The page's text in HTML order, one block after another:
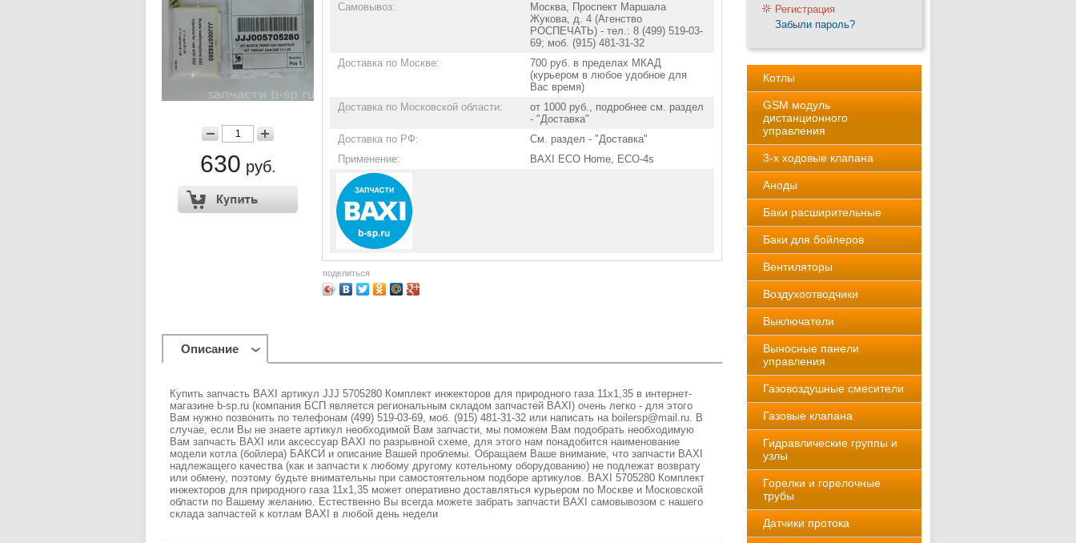
630 руб.
Самовывоз:
Москва, Проспект Маршала
Жукова, д. 4 (Агенство
РОСПЕЧАТЬ) - тел.: 8 (499) 519-03-
69; моб. (915) 481-31-32
Доставка по Москве:
700 руб. в пределах МКАД
(курьером в любое удобное для
Вас время)
Доставка по Московской области:
от 1000 руб., подробнее см. раздел
- "Доставка"
Доставка по РФ:
См. раздел - "Доставка"
Применение:
BAXI ECO Home, ECO-4s
поделиться
Описание
Купить запчасть BAXI артикул JJJ 5705280 Комплект инжекторов для природного газа 11х1,35 в интернет-
магазине b-sp.ru (компания БСП является региональным складом запчастей BAXI) очень легко - для этого
Вам нужно позвонить по телефонам (499) 519-03-69, моб. (915) 481-31-32 или написать на boilersp@mail.ru. В
случае, если Вы не знаете артикул необходимой Вам запчасти, мы поможем Вам подобрать необходимую
Вам запчасть BAXI или аксессуар BAXI по разрывной схеме, для этого нам понадобится наименование
модели котла (бойлера) БАКСИ и описание Вашей проблемы. Обращаем Ваше внимание, что запчасти BAXI
надлежащего качества (как и запчасти к любому другому котельному оборудованию) не подлежат возврату
или обмену, поэтому будьте внимательны при самостоятельном подборе артикулов. BAXI 5705280 Комплект
инжекторов для природного газа 11х1,35 может оперативно доставляться курьером по Москве и Московской
области по Вашему желанию. Естественно Вы всегда можете забрать запчасти BAXI самовывозом с нашего
склада запчастей к котлам BAXI в любой день недели
Регистрация
Забыли пароль?
Котлы
GSM модуль
дистанционного
управления
3-х ходовые клапана
Аноды
Баки расширительные
Баки для бойлеров
Вентиляторы
Воздухоотводчики
Выключатели
Выносные панели
управления
Газовоздушные смесители
Газовые клапана
Гидравлические группы и
узлы
Горелки и горелочные
трубы
Датчики протока